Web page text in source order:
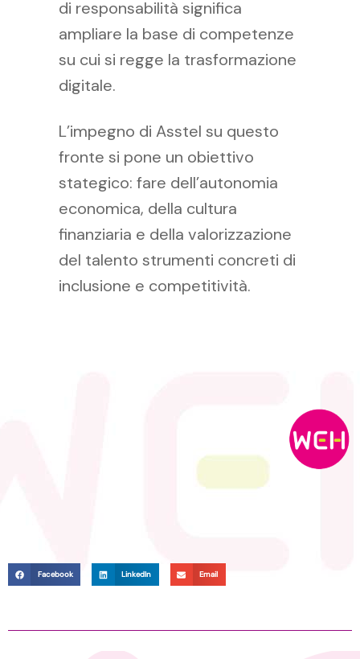
di responsabilità significa
ampliare la base di competenze
su cui si regge la trasformazione
digitale.
L’impegno di Asstel su questo
fronte si pone un obiettivo
stategico: fare dell’autonomia
economica, della cultura
finanziaria e della valorizzazione
del talento strumenti concreti di
inclusione e competitività.
Facebook LinkedIn Email